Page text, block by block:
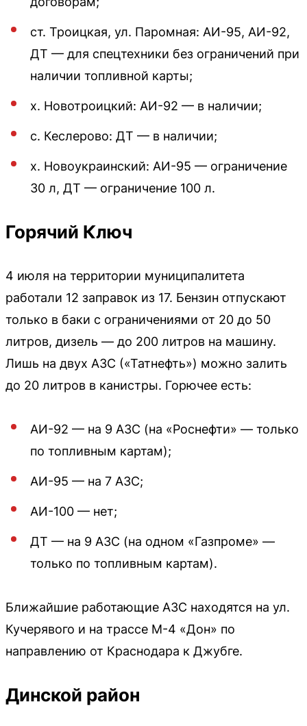
ст. Троицкая, ул. Паромная: АИ-95, АИ-92,
ДТ — для спецтехники без ограничений при
наличии топливной карты;
х. Новотроицкий: АИ-92 — в наличии;
с. Кеслерово: ДТ — в наличии;
х. Новоукраинский: АИ-95 — ограничение
30 л, ДТ — ограничение 100 л.
Горячий Ключ
4 июля на территории муниципалитета
работали 12 заправок из 17. Бензин отпускают
только в баки с ограничениями от 20 до 50
литров, дизель — до 200 литров на машину.
Лишь на двух АЗС («Татнефть») можно залить
до 20 литров в канистры. Горючее есть:
АИ-92 — на 9 АЗС (на «Роснефти» — только
по топливным картам);
АИ-95 — на 7 АЗС;
АИ-100 — нет;
ДТ — на 9 АЗС (на одном «Газпроме» —
только по топливным картам).
Ближайшие работающие АЗС находятся на ул.
Кучерявого и на трассе М-4 «Дон» по
направлению от Краснодара к Джубге.
Динской район